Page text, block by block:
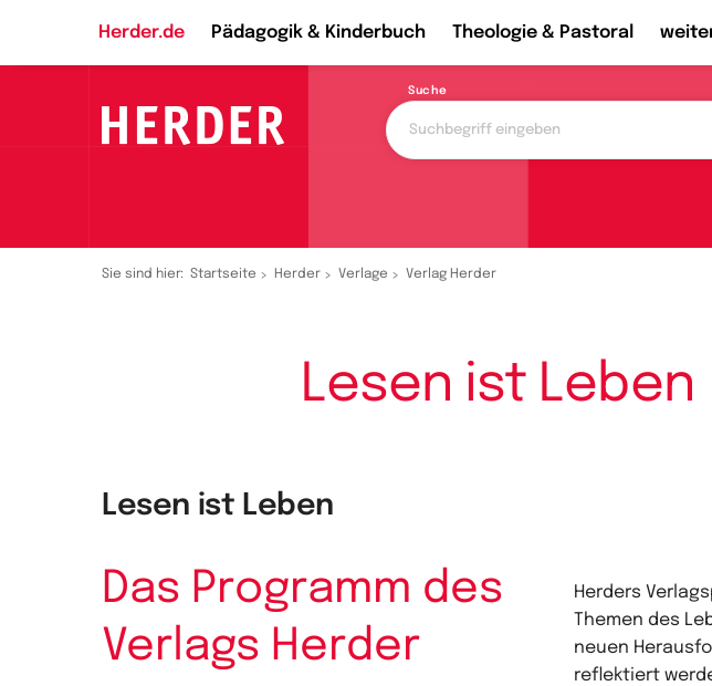
Herder.de Pädagogik & Kinderbuch Theologie & Pastoral
Suche
Sie sind hier: Startseite Herder Verlage Verlag Herder
Lesen ist Leben
Lesen ist Leben
Das Programm des
Verlags Herder
Herders
Themen des
neuen
reflektiert